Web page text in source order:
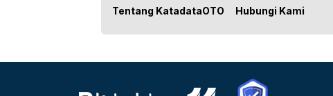
Tentang KatadataOTO Hubungi Kami